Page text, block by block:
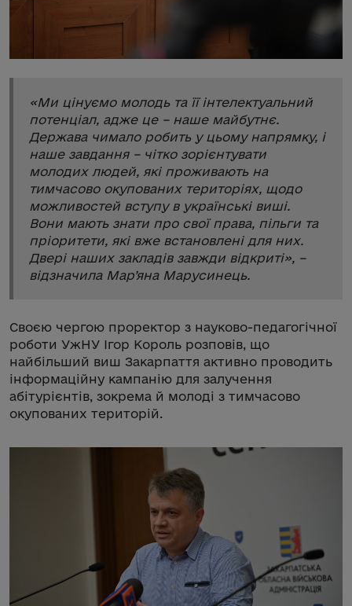
«Ми цінуємо молодь та її інтелектуальний
потенціал, адже це – наше майбутнє.
Держава чимало робить у цьому напрямку, і
наше завдання – чітко зорієнтувати
молодих людей, які проживають на
тимчасово окупованих територіях, щодо
можливостей вступу в українські виші.
Вони мають знати про свої права, пільги та
пріоритети, які вже встановлені для них.
Двері наших закладів завжди відкриті», –
відзначила Мар’яна Марусинець.
Своєю чергою проректор з науково-педагогічної
роботи УжНУ Ігор Король розповів, що
найбільший виш Закарпаття активно проводить
інформаційну кампанію для залучення
абітурієнтів, зокрема й молоді з тимчасово
окупованих територій.